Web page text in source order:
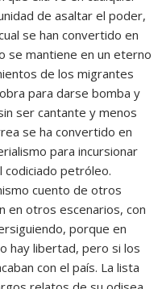
de asaltar el poder,
se han convertido en
se mantiene en un eterno
de los migrantes
para darse bomba y
ser cantante y menos
se ha convertido en
para incursionar
codiciado petróleo.
cuento de otros
en otros escenarios, con
porque en
hay libertad, pero si los
con el país. La lista